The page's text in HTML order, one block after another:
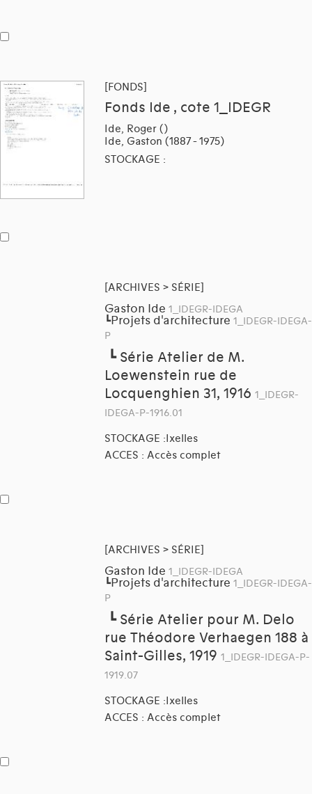
[FONDS]
Fonds Ide , cote 1_IDEGR
Ide, Roger ()
Ide, Gaston (1887 - 1975)
STOCKAGE :
[ARCHIVES > SÉRIE]
Gaston Ide 1_IDEGR-IDEGA
┗Projets d'architecture 1_IDEGR-IDEGA-
P
┗ Série Atelier de M.
Loewenstein rue de
Locquenghien 31, 1916 1_IDEGR-
IDEGA-P-1916.01
STOCKAGE :Ixelles
ACCES : Accès complet
[ARCHIVES > SÉRIE]
Gaston Ide 1_IDEGR-IDEGA
┗Projets d'architecture 1_IDEGR-IDEGA-
P
┗ Série Atelier pour M. Delo
rue Théodore Verhaegen 188 à
Saint-Gilles, 1919 1_IDEGR-IDEGA-P-
1919.07
STOCKAGE :Ixelles
ACCES : Accès complet